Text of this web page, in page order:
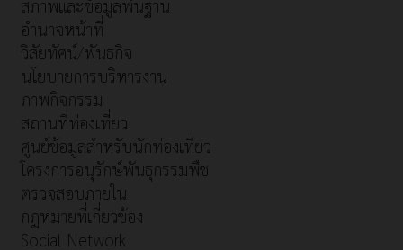
สภาพและข้อมูลพื้นฐาน
อำนาจหน้าที่
วิสัยทัศน์/พันธกิจ
นโยบายการบริหารงาน
ภาพกิจกรรม
สถานที่ท่องเที่ยว
ศูนย์ข้อมูลสำหรับนักท่องเที่ยว
โครงการอนุรักษ์พันธุกรรมพืช
ตรวจสอบภายใน
กฎหมายที่เกี่ยวข้อง
Social Network